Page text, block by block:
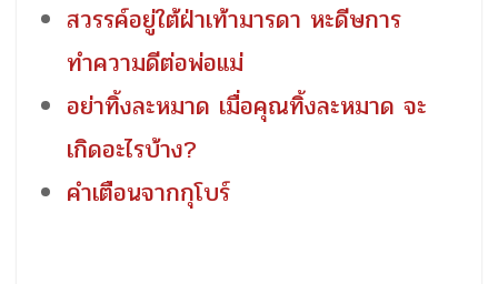
สวรรค์อยู่ใต้ฝ่าเท้ามารดา หะดีษการ
ทำความดีต่อพ่อแม่
อย่าทิ้งละหมาด เมื่อคุณทิ้งละหมาด จะ
เกิดอะไรบ้าง?
คำเตือนจากกุโบร์